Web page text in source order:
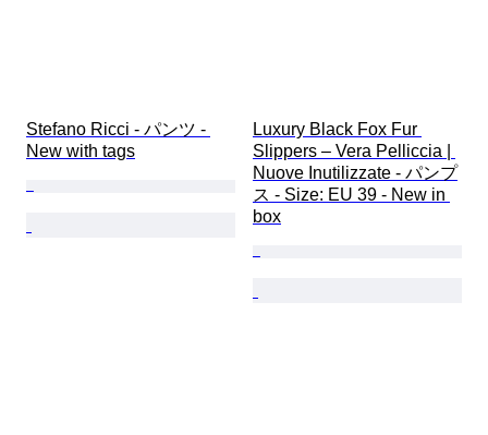
Stefano Ricci - パンツ -
New with tags
Luxury Black Fox Fur
Slippers – Vera Pelliccia |
Nuove Inutilizzate - パンプ
ス - Size: EU 39 - New in
box